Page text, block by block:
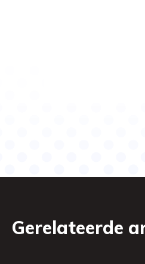
Gerelateerde